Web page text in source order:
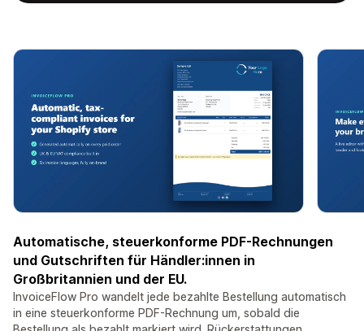
Automatische, steuerkonforme PDF-Rechnungen
und Gutschriften für Händler:innen in
Großbritannien und der EU.
InvoiceFlow Pro wandelt jede bezahlte Bestellung automatisch
in eine steuerkonforme PDF-Rechnung um, sobald die